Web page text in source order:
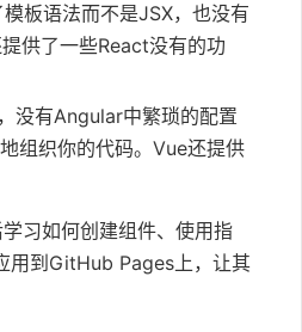
板语法而不是JSX，也没有
供了一些React没有的功
没有Angular中繁琐的配置
组织你的代码。Vue还提供
习如何创建组件、使用指
用到GitHub Pages上，让其